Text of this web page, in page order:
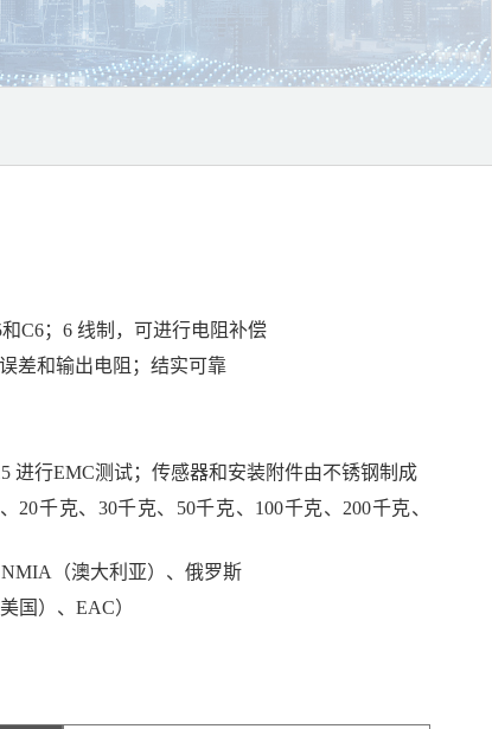
C6；6 线制，可进行电阻补偿
差和输出电阻；结实可靠
进行EMC测试；传感器和安装附件由不锈钢制成
千克、30千克、50千克、100千克、200千克、
（澳大利亚）、俄罗斯
国）、EAC）